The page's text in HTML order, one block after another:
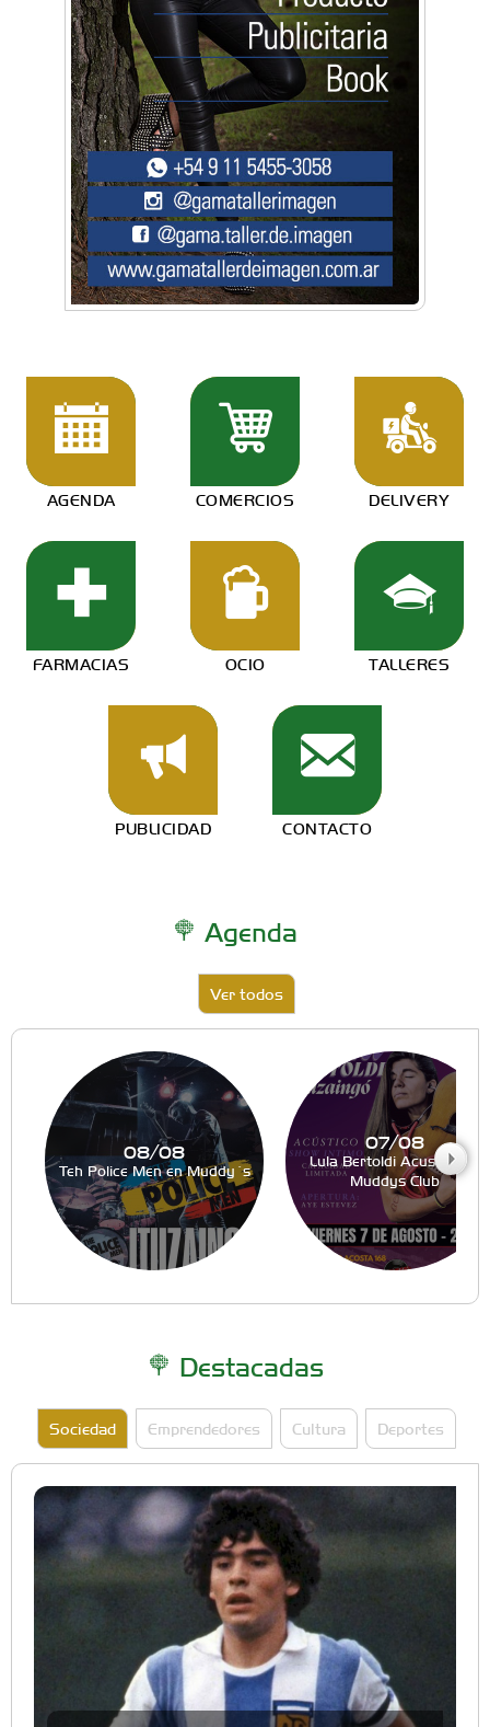
AGENDA COMERCIOS DELIVERY
FARMACIAS OCIO TALLERES
PUBLICIDAD CONTACTO
Agenda
Ver todos
08/08
Teh Police Men en Muddy´s
07/08
Lula Bertoldi Acustico en
Muddys Club
Destacadas
Sociedad Emprendedores Cultura Deportes